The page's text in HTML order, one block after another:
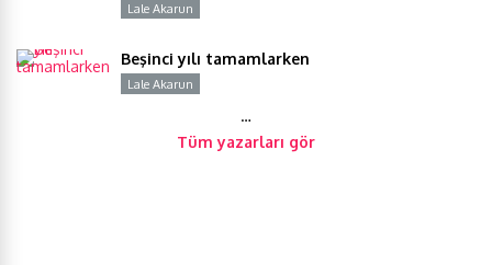
Lale Akarun
Beşinci yılı tamamlarken
Lale Akarun
…
Tüm yazarları gör